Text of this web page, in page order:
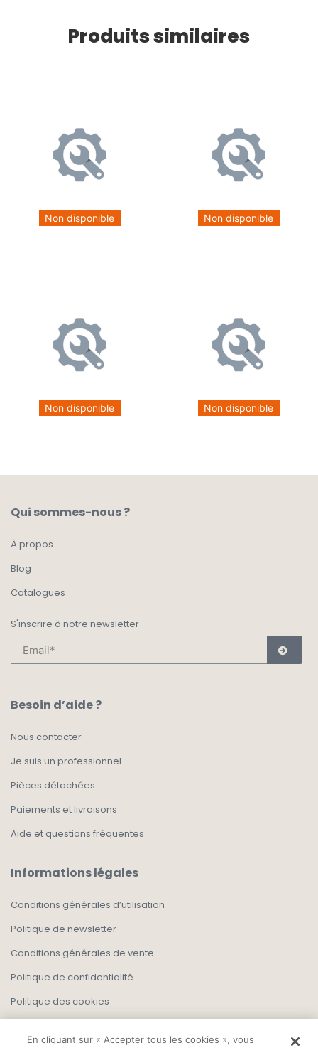
Produits similaires
Non disponible Non disponible
Non disponible Non disponible
Qui sommes-nous ?
À propos
Blog
Catalogues
S'inscrire à notre newsletter
Besoin d’aide ?
Nous contacter
Je suis un professionnel
Pièces détachées
Paiements et livraisons
Aide et questions fréquentes
Informations légales
Conditions générales d’utilisation
Politique de newsletter
Conditions générales de vente
Politique de confidentialité
Politique des cookies
En cliquant sur « Accepter tous les cookies », vous